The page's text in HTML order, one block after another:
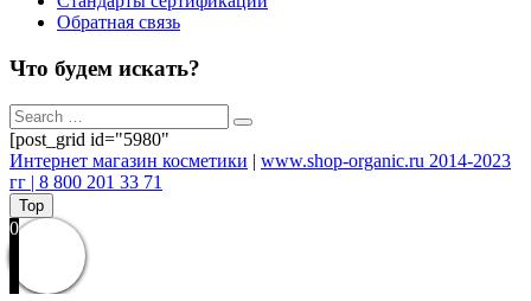
Обратная связь
Что будем искать?
[post_grid id="5980"
Интернет магазин косметики | www.shop-organic.ru 2014-2023
гг | 8 800 201 33 71
Top
0